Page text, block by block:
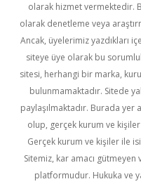
olarak hizmet vermektedir.
olarak denetleme veya
Ancak, üyelerimiz yazdıkları
siteye üye olarak bu
sitesi, herhangi bir marka,
bulunmamaktadır. Sitede
paylaşılmaktadır. Burada
olup, gerçek kurum ve kişiler
Gerçek kurum ve kişiler ile
Sitemiz, kar amacı
platformudur. Hukuka ve